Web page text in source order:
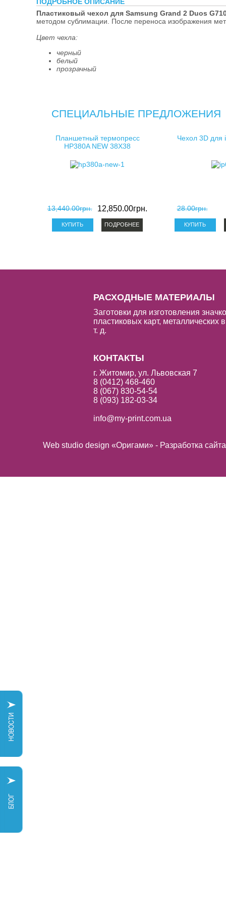
косметички
клатчи для
Пластиковый чехол для Samsung Grand 2 Duos
методом сублимации. После переноса изображения
Цвет чехла:
черный
белый
прозрачный
СПЕЦИАЛЬНЫЕ ПРЕДЛОЖЕНИЯ
Планшетный термопресс
HP380A NEW 38X38
13,440.00грн. 12,850.00грн.
ПОДРОБНЕЕ
Чехол 3D для
28.00грн.
РАСХОДНЫЕ МАТЕРИАЛЫ
Заготовки для изготовления
пластиковых карт, металлических
т. д.
КОНТАКТЫ
г. Житомир, ул. Львовская 7
8 (0412) 468-460
8 (067) 830-54-54
8 (093) 182-03-34
info@my-print.com.ua
Web studio design «Оригами» - Разработка